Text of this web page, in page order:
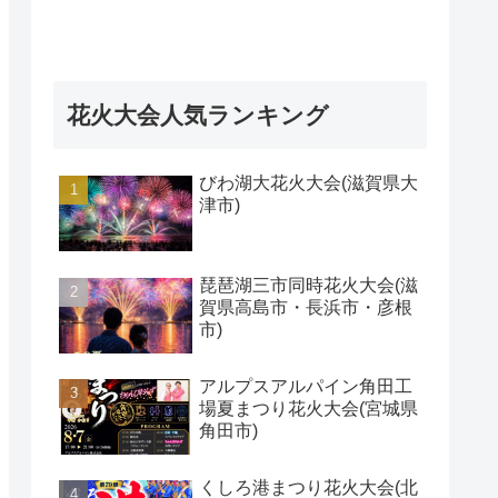
花火大会人気ランキング
びわ湖大花火大会(滋賀県大
津市)
琵琶湖三市同時花火大会(滋
賀県高島市・長浜市・彦根
市)
アルプスアルパイン角田工
場夏まつり花火大会(宮城県
角田市)
くしろ港まつり花火大会(北